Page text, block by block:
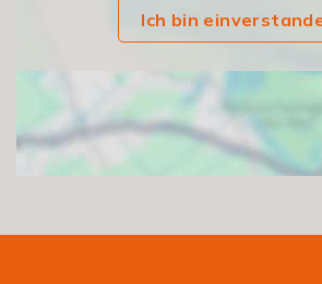
Ich bin